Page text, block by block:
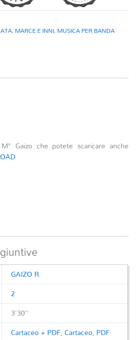
, MARCE E INNI, MUSICA PER BANDA
Gaizo che potete scaricare anche
GAIZO R.
2
3'30''
Cartaceo + PDF,Cartaceo, PDF